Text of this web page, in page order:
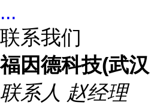
...
联系我们
福因德科技(武
联系人 赵经理